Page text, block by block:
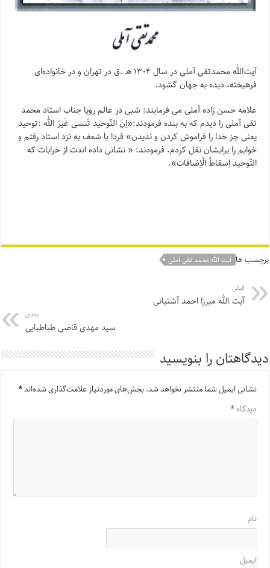
آیت‌الله محمدتقی آملی در سال ۱۳۰۴ هـ .ق در تهران و در خانواده‌ای
فرهیخته، دیده به جهان گشود.
علامه حسن زاده آملی می فرمایند: شبی در عالم رویا جناب استاد محمد
تقی آملی را دیدم که به بنده فرمودند:«اِنَ التّوحید تَنسی غَیرَ الله :توحید
یعنی جز خدا را فراموش کردن و ندیدن» فردا با شعف به نزد استاد رفتم و
خوابم را برایشان نقل کردم. فرمودند: « نشانی داده اندت از خرابات که
التّوحید اِسقاطُ الٌاِضافات».
برچسب ها آیت الله محمد تقی آملی
قبلی
آیت الله میرزا احمد آشتیانی
بعدی
سید مهدی قاضی طباطبایی
دیدگاهتان را بنویسید
نشانی ایمیل شما منتشر نخواهد شد.بخش‌های موردنیاز علامت‌گذاری شده‌اند*
دیدگاه*
نام
ایمیل